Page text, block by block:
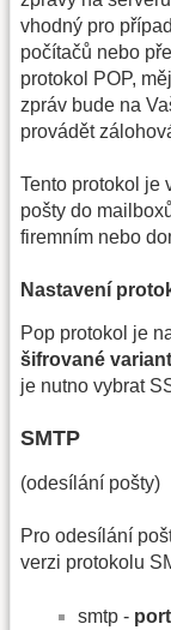
vhodný pro
počítačů nebo
protokol POP,
zpráv bude na
provádět
Tento protokol je
pošty do
firemním nebo
Nastavení
Pop protokol je
šifrované
je nutno vybrat
SMTP
(odesílání pošty)
Pro odesílání
verzi protokolu
smtp -